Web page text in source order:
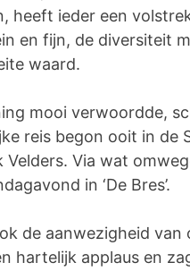
heeft ieder een
en fijn, de diversiteit
waard.
mooi verwoordde,
reis begon ooit in de
Via wat
in ‘De Bres’.
de aanwezigheid
hartelijk applaus en